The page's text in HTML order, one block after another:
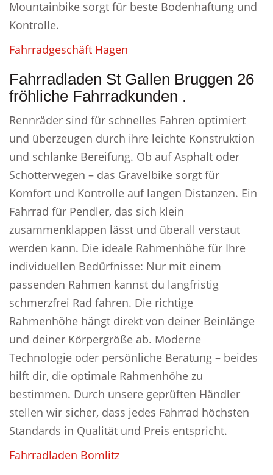
Mountainbike sorgt für beste Bodenhaftung und
Kontrolle.
Fahrradgeschäft Hagen
Fahrradladen St Gallen Bruggen 26
fröhliche Fahrradkunden .
Rennräder sind für schnelles Fahren optimiert
und überzeugen durch ihre leichte Konstruktion
und schlanke Bereifung. Ob auf Asphalt oder
Schotterwegen – das Gravelbike sorgt für
Komfort und Kontrolle auf langen Distanzen. Ein
Fahrrad für Pendler, das sich klein
zusammenklappen lässt und überall verstaut
werden kann. Die ideale Rahmenhöhe für Ihre
individuellen Bedürfnisse: Nur mit einem
passenden Rahmen kannst du langfristig
schmerzfrei Rad fahren. Die richtige
Rahmenhöhe hängt direkt von deiner Beinlänge
und deiner Körpergröße ab. Moderne
Technologie oder persönliche Beratung – beides
hilft dir, die optimale Rahmenhöhe zu
bestimmen. Durch unsere geprüften Händler
stellen wir sicher, dass jedes Fahrrad höchsten
Standards in Qualität und Preis entspricht.
Fahrradladen Bomlitz